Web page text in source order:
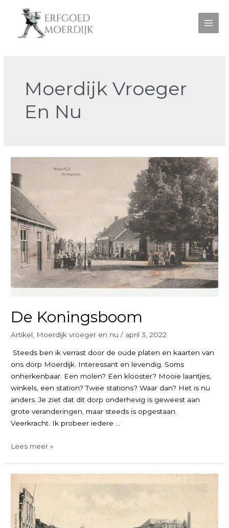
inhoud
Main
Moerdijk Vroeger
En Nu
De Koningsboom
Artikel, Moerdijk vroeger en nu / april 3, 2022
Steeds ben ik verrast door de oude platen en kaarten van
ons dorp Moerdijk. Interessant en levendig. Soms
onherkenbaar. Een molen? Een klooster? Mooie laantjes,
winkels, een station? Twee stations? Waar dan? Het is nu
anders. Je ziet dat dit dorp onderhevig is geweest aan
grote veranderingen, maar steeds is opgestaan.
Veerkracht. Ik probeer iedere …
De
Lees meer »